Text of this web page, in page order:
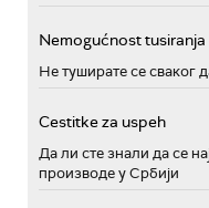
Nemogućnost tusiranja
Не туширате се сваког
Cestitke za uspeh
Да ли сте знали да се
производе у Србији